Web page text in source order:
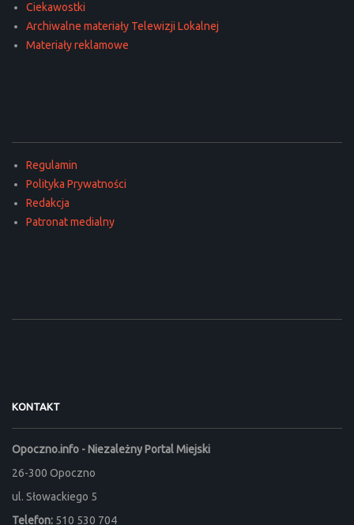
Ciekawostki
Archiwalne materiały Telewizji Lokalnej
Materiały reklamowe
Regulamin
Polityka Prywatności
Redakcja
Patronat medialny
KONTAKT
Opoczno.info - Niezależny Portal Miejski
26-300 Opoczno
ul. Słowackiego 5
Telefon: 510 530 704